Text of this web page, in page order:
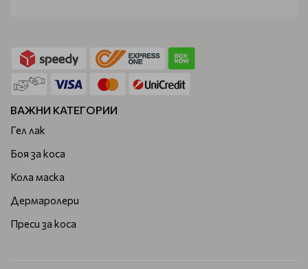
ВАЖНИ КАТЕГОРИИ
Гел лак
Боя за коса
Кола маска
Дермаролери
Преси за коса